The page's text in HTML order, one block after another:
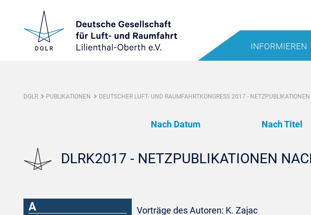
INFORMIEREN
DGLR PUBLIKATIONEN DEUTSCHER LUFT- UND RAUMFAHRTKONGRESS 2017 - NETZPUBLIKATIONEN
Nach Datum Nach Titel
DLRK2017 - NETZPUBLIKATIONEN
A Vorträge des Autoren: K. Zajac